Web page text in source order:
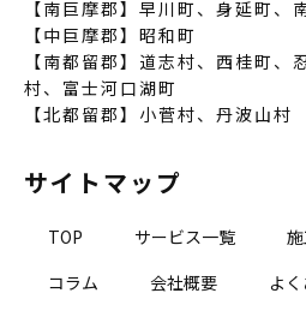
【南巨摩郡】早川町、身延町、
【中巨摩郡】昭和町
【南都留郡】道志村、西桂町、
村、富士河口湖町
【北都留郡】小菅村、丹波山村
サイトマップ
TOP サービス一覧
コラム
会社概要 よ